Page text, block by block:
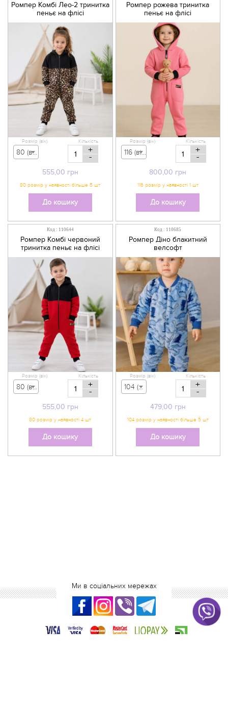
Ромпер Комбі Лео-2 тринитка
пеньє на флісі
555,00 грн
Розмір (вік)
80 (вік 9-12 міс) - 555,00 грн
Кількість
+
-
До кошику
Ромпер рожева тринитка
пеньє на флісі
800,00 грн
Розмір (вік)
116 (вік 5-6 р) - 800,00 грн
Кількість
+
-
До кошику
Код : 110644
Ромпер Комбі червоний
тринитка пеньє на флісі
555,00 грн
Розмір (вік)
80 (вік 9-12 міс) - 555,00 грн
Кількість
+
-
До кошику
Код : 110685
Ромпер Діно блакитний
велсофт
479,00 грн
Розмір (вік)
104 (вік 3-4 р) - 479,00 грн
Кількість
+
-
До кошику
Ми в соціальних мережах